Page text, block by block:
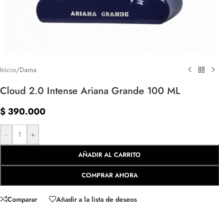
Inicio/Dama
Cloud 2.0 Intense Ariana Grande 100 ML
$ 390.000
- +
AÑADIR AL CARRITO
COMPRAR AHORA
Comparar Añadir a la lista de deseos